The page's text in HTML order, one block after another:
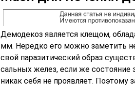
Демодекоз является клещом,
мм. Нередко его можно заметить
свой паразитический образ
сальных желез, если же состояние
никак себя не проявляет. Поэтому